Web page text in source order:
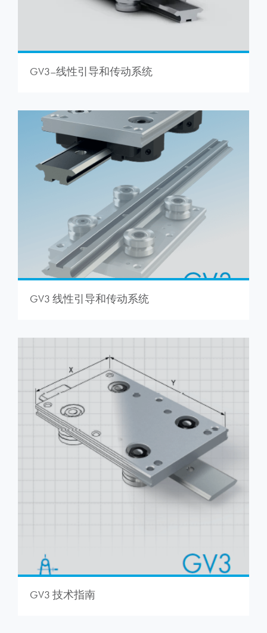
GV3–线性引导和传动系统
GV3 线性引导和传动系统
GV3 技术指南